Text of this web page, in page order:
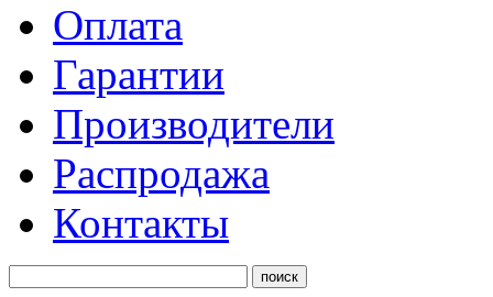
Оплата
Гарантии
Производители
Распродажа
Контакты